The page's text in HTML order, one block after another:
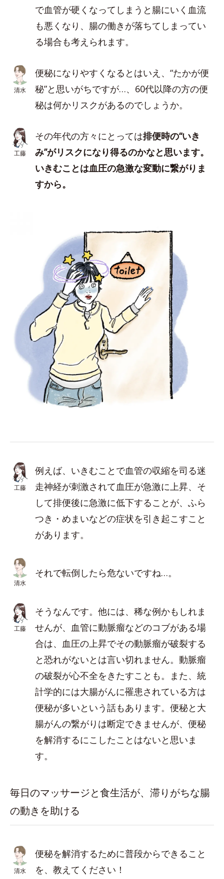
で血管が硬くなってしまうと腸にいく血流
も悪くなり、腸の働きが落ちてしまってい
る場合も考えられます。
清水
便秘になりやすくなるとはいえ、“たかが便
秘”と思いがちですが…、60代以降の方の便
秘は何かリスクがあるのでしょうか。
工藤
その年代の方々にとっては排便時の“いき
み”がリスクになり得るのかなと思います。
いきむことは血圧の急激な変動に繋がりま
すから。
工藤
例えば、いきむことで血管の収縮を司る迷
走神経が刺激されて血圧が急激に上昇、そ
して排便後に急激に低下することが、ふら
つき・めまいなどの症状を引き起こすこと
があります。
清水
それで転倒したら危ないですね…。
工藤
そうなんです。他には、稀な例かもしれま
せんが、血管に動脈瘤などのコブがある場
合は、血圧の上昇でその動脈瘤が破裂する
と恐れがないとは言い切れません。動脈瘤
の破裂が心不全をきたすことも。また、統
計学的には大腸がんに罹患されている方は
便秘が多いという話もあります。便秘と大
腸がんの繋がりは断定できませんが、便秘
を解消するにこしたことはないと思いま
す。
毎日のマッサージと食生活が、滞りがちな腸
の動きを助ける
清水
便秘を解消するために普段からできること
を、教えてください！